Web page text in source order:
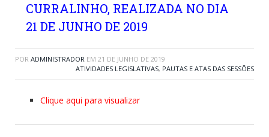
CURRALINHO, REALIZADA NO DIA
21 DE JUNHO DE 2019
POR ADMINISTRADOR EM 21 DE JUNHO DE 2019
ATIVIDADES LEGISLATIVAS, PAUTAS E ATAS DAS SESSÕES
Clique aqui para visualizar